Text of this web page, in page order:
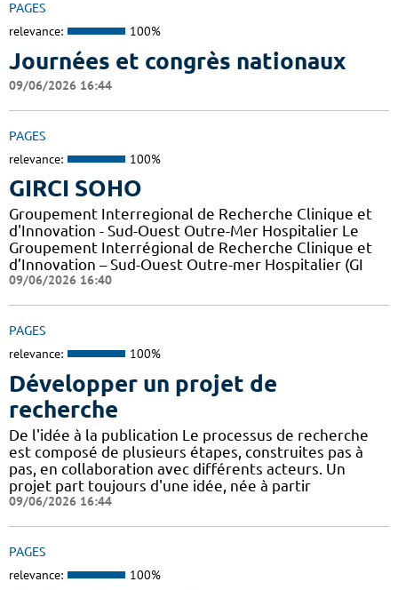
PAGES
relevance: 100%
Journées et congrès nationaux
09/06/2026 16:44
PAGES
relevance: 100%
GIRCI SOHO
Groupement Interregional de Recherche Clinique et
d'Innovation - Sud-Ouest Outre-Mer Hospitalier Le
Groupement Interrégional de Recherche Clinique et
d’Innovation – Sud-Ouest Outre-mer Hospitalier (GI
09/06/2026 16:40
PAGES
relevance: 100%
Développer un projet de
recherche
De l'idée à la publication Le processus de recherche
est composé de plusieurs étapes, construites pas à
pas, en collaboration avec différents acteurs. Un
projet part toujours d'une idée, née à partir
09/06/2026 16:44
PAGES
relevance: 100%